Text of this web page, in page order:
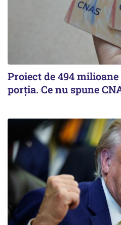
Proiect de 494
porția. Ce nu spune